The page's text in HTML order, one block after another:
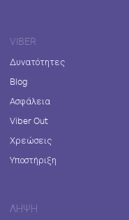
VIBER
Δυνατότητες
Blog
Ασφάλεια
Viber Out
Χρεώσεις
Υποστήριξη
ΛΉΨΗ